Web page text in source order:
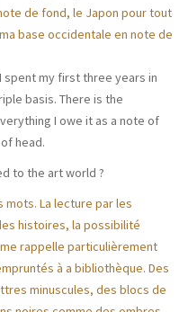
de fond, le Japon pour tout
base occidentale en note de
spent my first three years in
basis. There is the
I owe it as a note of
head.
to the art world ?
La lecture par les
histoires, la possibilité
rappelle particulièrement
à a bibliothèque. Des
minuscules, des blocs de